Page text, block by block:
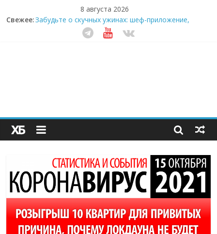
8 августа 2026
Свежее:Забудьте о скучных ужинах: шеф-приложение,
которое видит вашу еду насквозь
Небо зовёт: как бизнес на полётах дронов и
Секрет супергидратации: почему кокосовая вода с
пребиотиками становится главным трендом
здорового питания